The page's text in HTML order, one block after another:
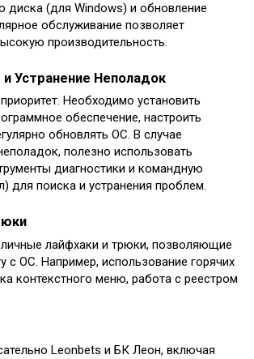
диска (для Windows) и обновление
обслуживание позволяет
производительность.
Устранение Неполадок
Необходимо установить
обеспечение, настроить
обновлять ОС. В случае
полезно использовать
диагностики и командную
для поиска и устранения проблем.
лайфхаки и трюки, позволяющие
с ОС. Например, использование горячих
контекстного меню, работа с реестром
Leonbets и БК Леон, включая